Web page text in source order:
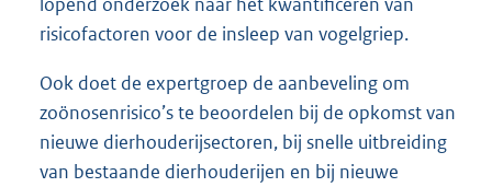
risicofactoren voor de insleep van vogelgriep.
Ook doet de expertgroep de aanbeveling om
zoönosenrisico’s te beoordelen bij de opkomst van
nieuwe dierhouderijsectoren, bij snelle uitbreiding
van bestaande dierhouderijen en bij nieuwe